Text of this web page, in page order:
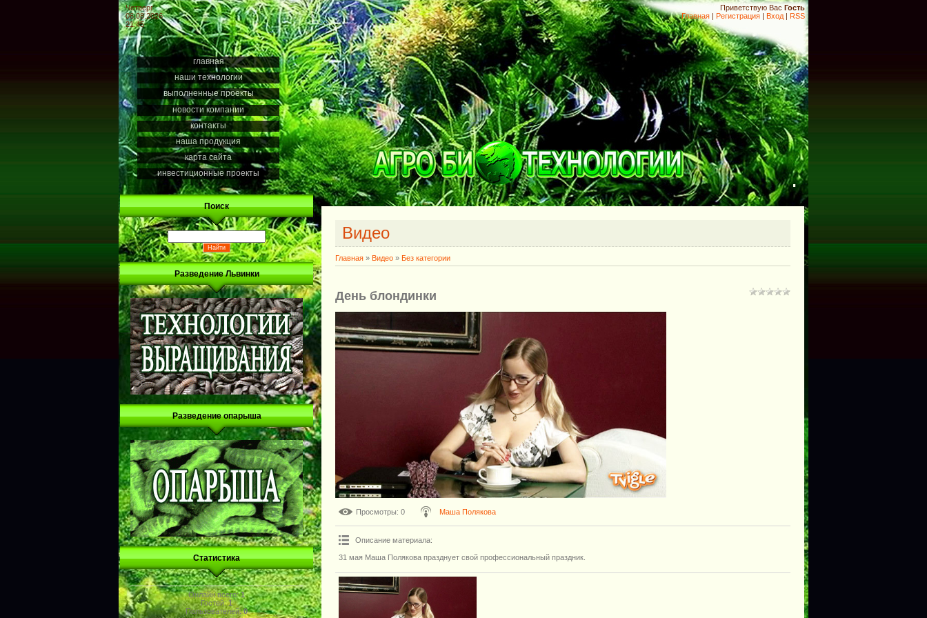
Четверг
06.08.2026
21:45
Приветствую Вас Гость
Главная | Регистрация | Вход | RSS
главная
наши технологии
выполненные проекты
новости компании
контакты
наша продукция
карта сайта
инвестиционные проекты
Поиск
Разведение Львинки
Разведение опарыша
Статистика
Онлайн всего:1
Гостей:1
Пользователей:0
.
Видео
Главная » Видео » Без категории
День блондинки
Просмотры: 0 Маша Полякова
Описание материала:
31 мая Маша Полякова празднует свой профессиональный праздник.